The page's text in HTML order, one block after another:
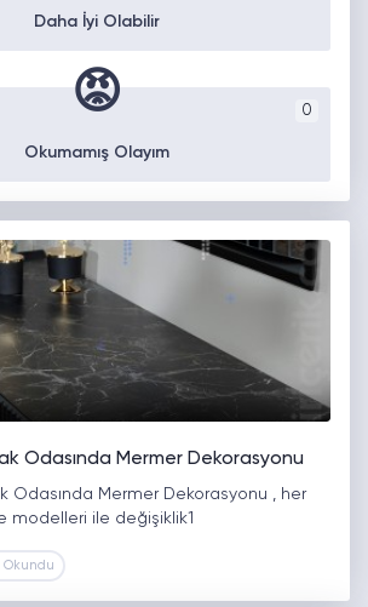
Daha İyi Olabilir
0
😡
Okumamış Olayım
Odasında Mermer Dekorasyonu
Odasında Mermer Dekorasyonu , her
modelleri ile değişiklik1
Okundu